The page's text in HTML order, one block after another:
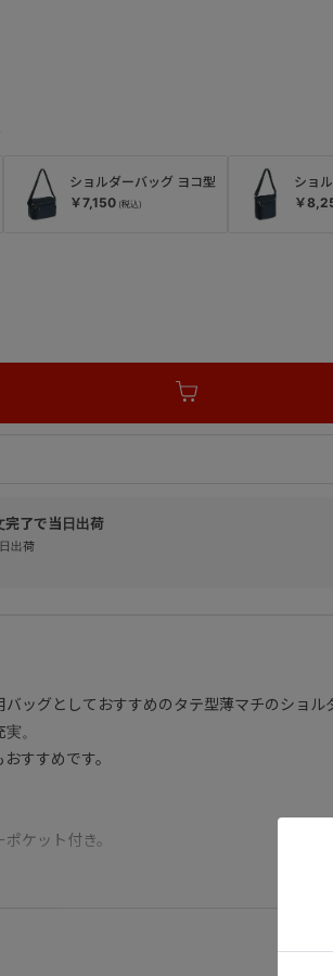
完了で当日出荷
出荷
ッグとしておすすめのタテ型薄マチのショル
。
すすめです。
ケット付き。
サマチを設けた仕様で、余裕を持った荷物の
ショルダーバッグ ヨコ型
￥7,150
ショ
￥